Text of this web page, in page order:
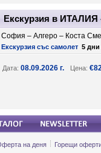
Екскурзия в ИТАЛИЯ
София – Алгеро – Коста
Екскурзия със самолет 5 дни
Дата: 08.09.2026 г. Цена:
на деня Горещи